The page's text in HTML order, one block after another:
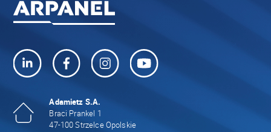
Adamietz S.A.
Braci Prankel 1
47-100 Strzelce Opolskie